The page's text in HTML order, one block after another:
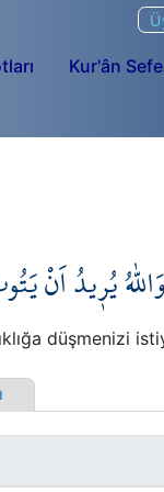
Kur'ân
وَاللّٰهُ يُر۪يدُ اَنْ
düşmenizi